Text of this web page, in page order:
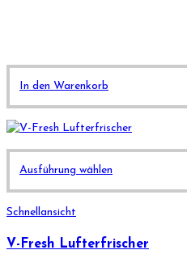
In den Warenkorb
Ausführung wählen
Produkt
Varianten
Schnellansicht
V-Fresh Lufterfrischer